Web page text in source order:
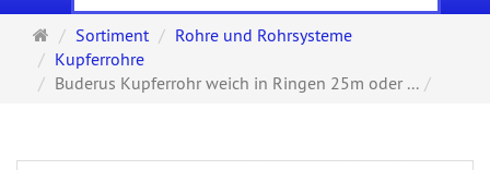
Startseite
Sortiment
Rohre und Rohrsysteme
Kupferrohre
Buderus Kupferrohr weich in Ringen 25m oder ...